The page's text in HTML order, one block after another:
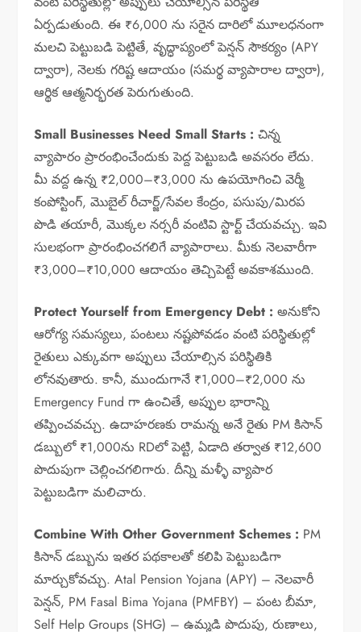
ఏర్పడుతుంది. ఈ ₹6,000 ను సరైన దారిలో మూలధనంగా
మలచి పెట్టుబడి పెట్టితే, వృద్ధాప్యంలో పెన్షన్ సౌకర్యం (APY
ద్వారా), నెలకు గరిష్ట ఆదాయం (సమర్థ వ్యాపారాల ద్వారా),
ఆర్థిక ఆత్మనిర్భరత పెరుగుతుంది.
Small Businesses Need Small Starts : చిన్న
వ్యాపారం ప్రారంభించేందుకు పెద్ద పెట్టుబడి అవసరం లేదు.
మీ వద్ద ఉన్న ₹2,000–₹3,000 ను ఉపయోగించి వెర్మీ
కంపోస్టింగ్, మొబైల్ రీచార్జ్/సేవల కేంద్రం, పసుపు/మిరప
పొడి తయారీ, మొక్కల నర్సరీ వంటివి స్టార్ట్ చేయవచ్చు. ఇవి
సులభంగా ప్రారంభించగలిగే వ్యాపారాలు. మీకు నెలవారీగా
₹3,000–₹10,000 ఆదాయం తెచ్చిపెట్టే అవకాశముంది.
Protect Yourself from Emergency Debt :అనుకోని
ఆరోగ్య సమస్యలు, పంటలు నష్టపోవడం వంటి పరిస్థితుల్లో
రైతులు ఎక్కువగా అప్పులు చేయాల్సిన పరిస్థితికి
లోనవుతారు. కానీ, ముందుగానే ₹1,000–₹2,000 ను
Emergency Fund గా ఉంచితే, అప్పుల భారాన్ని
తప్పించవచ్చు. ఉదాహరణకు రామన్న అనే రైతు PM కిసాన్
డబ్బులో ₹1,000ను RDలో పెట్టి, ఏడాది తర్వాత ₹12,600
పొదుపుగా చెల్లించగలిగారు. దీన్ని మళ్ళీ వ్యాపార
పెట్టుబడిగా మలిచారు.
Combine With Other Government Schemes : PM
కిసాన్ డబ్బును ఇతర పథకాలతో కలిపి పెట్టుబడిగా
మార్చుకోవచ్చు. Atal Pension Yojana (APY) – నెలవారీ
పెన్షన్, PM Fasal Bima Yojana (PMFBY) – పంట బీమా,
Self Help Groups (SHG) – ఉమ్మడి పొదుపు, రుణాలు,